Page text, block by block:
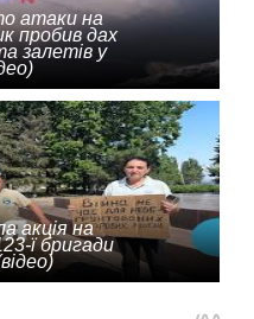
атаки на
пробив дах
залетів у
акція на
ї бригади